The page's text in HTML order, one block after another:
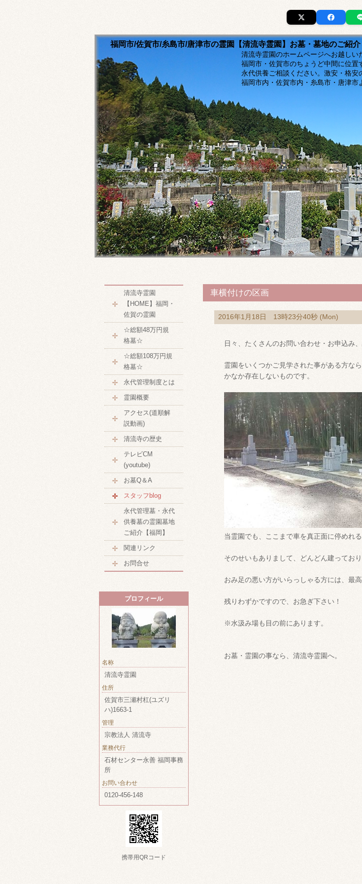
福岡市/佐賀市/糸島市/唐津市の霊園【清流寺霊園】お墓・墓地のご紹介
清流寺霊園のホームページへお越しいただき、誠に
福岡市・佐賀市のちょうど中間に位置
永代供養ご相談ください。激安・格安の価格帯に、
福岡市内・佐賀市内・糸島市・唐津市より、それぞ
車横付けの区画
2016年1月18日 13時23分40秒 (Mon)
日々、たくさんのお問い合わせ・お申込み
霊園をいくつかご見学された事がある方な
かなか存在しないものです。
当霊園でも、ここまで車を真正面に停めれ
そのせいもありまして、どんどん建ってお
おみ足の悪い方がいらっしゃる方には、最高
残りわずかですので、お急ぎ下さい！
※水汲み場も目の前にあります。
お墓・霊園の事なら、清流寺霊園へ。
清流寺霊園
【HOME】福岡・
佐賀の霊園
☆総額48万円規
格墓☆
☆総額108万円規
格墓☆
永代管理制度とは
霊園概要
アクセス(道順解
説動画)
清流寺の歴史
テレビCM
(youtube)
お墓Q＆A
スタッフblog
永代管理墓・永代
供養墓の霊園墓地
ご紹介【福岡】
関連リンク
お問合せ
プロフィール
名称
清流寺霊園
住所
佐賀市三瀬村杠(ユズリ
ハ)1663-1
管理
宗教法人 清流寺
業務代行
石材センター永善 福岡事務
所
お問い合わせ
0120-456-148
携帯用QRコード